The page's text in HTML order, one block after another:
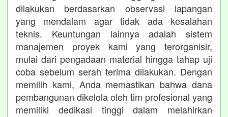
dilakukan berdasarkan observasi lapangan
yang mendalam agar tidak ada kesalahan
teknis. Keuntungan lainnya adalah sistem
manajemen proyek kami yang terorganisir,
mulai dari pengadaan material hingga tahap uji
coba sebelum serah terima dilakukan. Dengan
memilih kami, Anda memastikan bahwa dana
pembangunan dikelola oleh tim profesional yang
memiliki dedikasi tinggi dalam melahirkan